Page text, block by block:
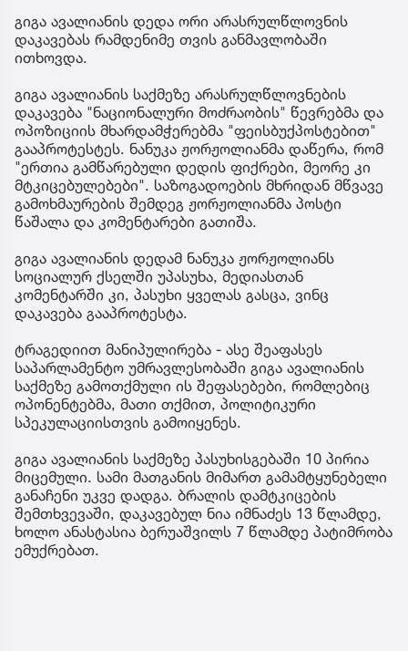
გიგა ავალიანის დედა ორი არასრულწლოვნის
დაკავებას რამდენიმე თვის განმავლობაში
ითხოვდა.
გიგა ავალიანის საქმეზე არასრულწლოვნების
დაკავება "ნაციონალური მოძრაობის" წევრებმა და
ოპოზიციის მხარდამჭერებმა "ფეისბუქპოსტებით"
გააპროტესტეს. ნანუკა ჟორჟოლიანმა დაწერა, რომ
"ერთია გამწარებული დედის ფიქრები, მეორე კი
მტკიცებულებები". საზოგადოების მხრიდან მწვავე
გამოხმაურების შემდეგ ჟორჟოლიანმა პოსტი
წაშალა და კომენტარები გათიშა.
გიგა ავალიანის დედამ ნანუკა ჟორჟოლიანს
სოციალურ ქსელში უპასუხა, მედიასთან
კომენტარში კი, პასუხი ყველას გასცა, ვინც
დაკავება გააპროტესტა.
ტრაგედიით მანიპულირება - ასე შეაფასეს
საპარლამენტო უმრავლესობაში გიგა ავალიანის
საქმეზე გამოთქმული ის შეფასებები, რომლებიც
ოპონენტებმა, მათი თქმით, პოლიტიკური
სპეკულაციისთვის გამოიყენეს.
გიგა ავალიანის საქმეზე პასუხისგებაში 10 პირია
მიცემული. სამი მათგანის მიმართ გამამტყუნებელი
განაჩენი უკვე დადგა. ბრალის დამტკიცების
შემთხვევაში, დაკავებულ ნია იმნაძეს 13 წლამდე,
ხოლო ანასტასია ბერუაშვილს 7 წლამდე პატიმრობა
ემუქრებათ.